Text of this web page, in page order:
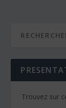
Trouvez sur